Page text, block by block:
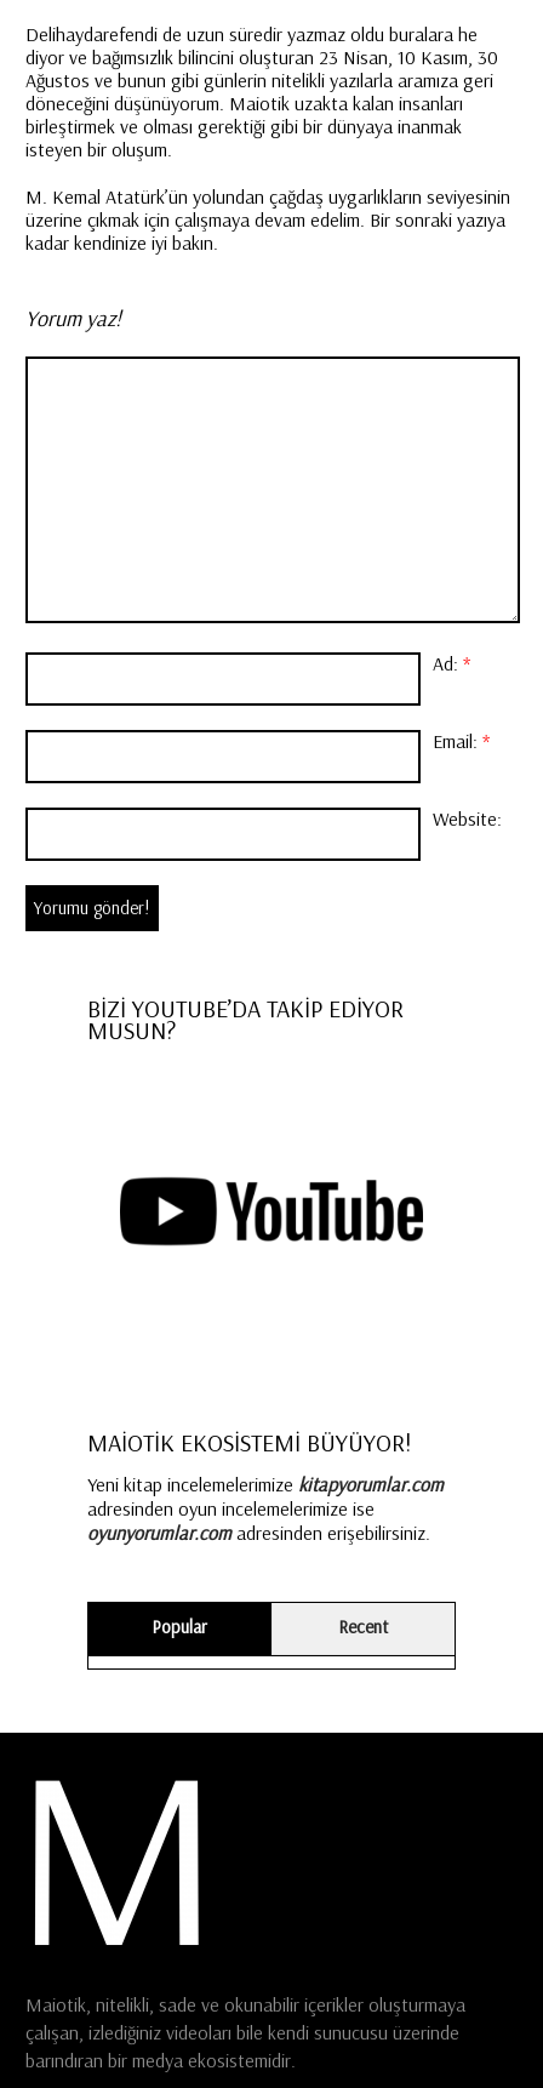
Delihaydarefendi de uzun süredir yazmaz oldu buralara he
diyor ve bağımsızlık bilincini oluşturan 23 Nisan, 10 Kasım, 30
Ağustos ve bunun gibi günlerin nitelikli yazılarla aramıza geri
döneceğini düşünüyorum. Maiotik uzakta kalan insanları
birleştirmek ve olması gerektiği gibi bir dünyaya inanmak
isteyen bir oluşum.
M. Kemal Atatürk’ün yolundan çağdaş uygarlıkların seviyesinin
üzerine çıkmak için çalışmaya devam edelim. Bir sonraki yazıya
kadar kendinize iyi bakın.
Yorum yaz!
Ad: *
Email: *
Website:
BİZİ YOUTUBE’DA TAKİP EDİYOR
MUSUN?
MAİOTİK EKOSİSTEMİ BÜYÜYOR!
Yeni kitap incelemelerimize kitapyorumlar.com
adresinden oyun incelemelerimize ise
oyunyorumlar.comadresinden erişebilirsiniz.
Popular Recent
Maiotik, nitelikli, sade ve okunabilir içerikler oluşturmaya
çalışan, izlediğiniz videoları bile kendi sunucusu üzerinde
barındıran bir medya ekosistemidir.